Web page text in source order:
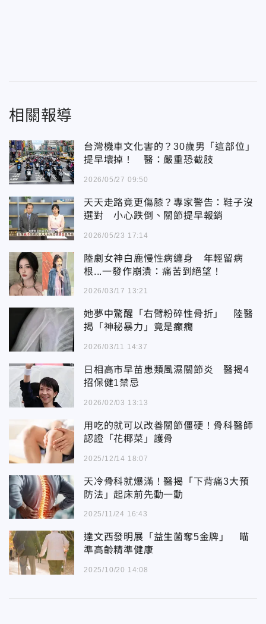
相關報導
台灣機車文化害的？30歲男「這部位」
提早壞掉！ 醫：嚴重恐截肢
2026/05/27 09:50
天天走路竟更傷膝？專家警告：鞋子沒
選對 小心跌倒、關節提早報銷
2026/05/23 17:14
陸劇女神白鹿慢性病纏身 年輕留病
根...一發作崩潰：痛苦到絕望！
2026/03/17 13:21
她夢中驚醒「右臂粉碎性骨折」 陸醫
揭「神秘暴力」竟是癲癇
2026/03/11 14:37
日相高市早苗患類風濕關節炎 醫揭4
招保健1禁忌
2026/02/03 13:13
用吃的就可以改善關節僵硬！骨科醫師
認證「花椰菜」護骨
2025/12/14 18:07
天冷骨科就爆滿！醫揭「下背痛3大預
防法」起床前先動一動
2025/11/24 16:43
達文西發明展「益生菌奪5金牌」 瞄
準高齡精準健康
2025/10/20 14:08